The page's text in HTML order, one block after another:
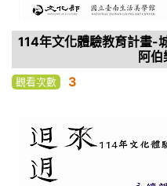
114年文化體驗教育計畫-
阿
觀看次數 3